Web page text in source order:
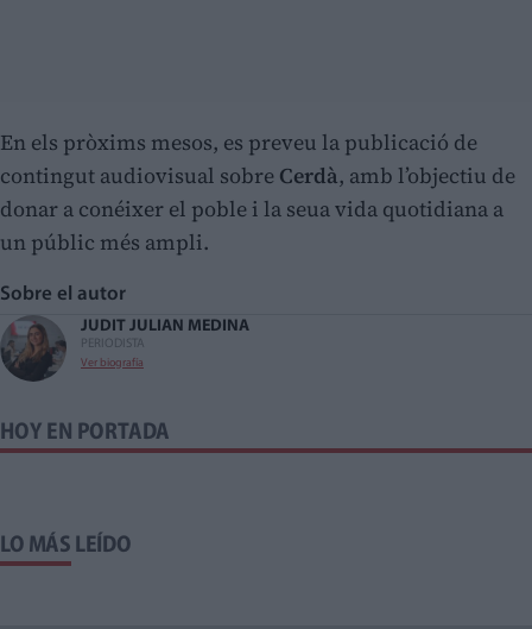
En els pròxims mesos, es preveu la publicació de
contingut audiovisual sobre Cerdà, amb l’objectiu de
donar a conéixer el poble i la seua vida quotidiana a
un públic més ampli.
Sobre el autor
JUDIT JULIAN MEDINA
PERIODISTA
Ver biografía
HOY EN PORTADA
LO MÁS LEÍDO